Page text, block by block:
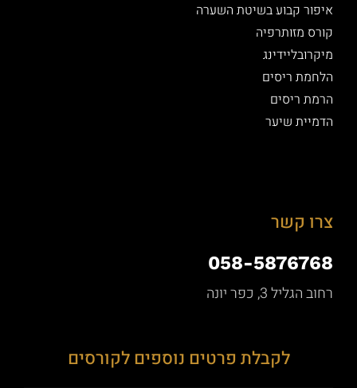
איפור קבוע בשיטת השערה
קורס מזותרפיה
מיקרובליידינג
הלחמת ריסים
הרמת ריסים
הדמיית שיער
צרו קשר
058-5876768
רחוב הגליל 3, כפר יונה
לקבלת פרטים נוספים לקורסים